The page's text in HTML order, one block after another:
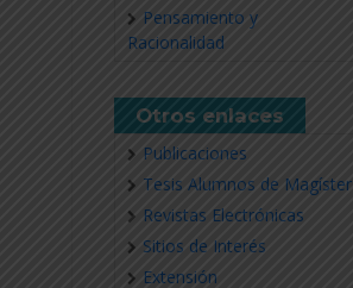
Pensamiento y
Racionalidad
Otros enlaces
Publicaciones
Tesis Alumnos de Magíster
Revistas Electrónicas
Sitios de Interés
Extensión